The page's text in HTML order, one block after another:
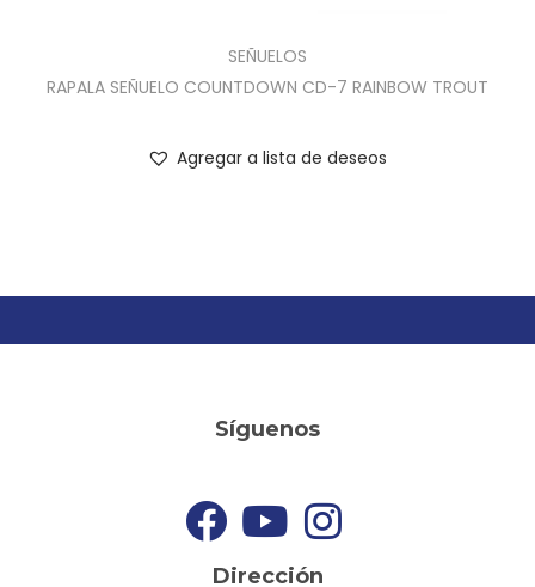
SEÑUELOS
RAPALA SEÑUELO COUNTDOWN CD-7 RAINBOW TROUT
Agregar a lista de deseos
Síguenos
Dirección